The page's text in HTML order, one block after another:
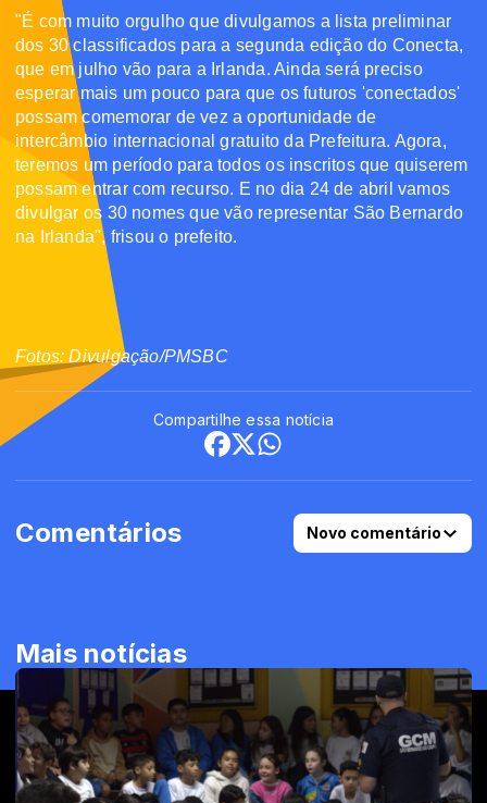
"É com muito orgulho que divulgamos a lista preliminar
dos 30 classificados para a segunda edição do Conecta,
que em julho vão para a Irlanda. Ainda será preciso
esperar mais um pouco para que os futuros 'conectados'
possam comemorar de vez a oportunidade de
intercâmbio internacional gratuito da Prefeitura. Agora,
teremos um período para todos os inscritos que quiserem
possam entrar com recurso. E no dia 24 de abril vamos
divulgar os 30 nomes que vão representar São Bernardo
na Irlanda", frisou o prefeito.
Fotos: Divulgação/PMSBC
Compartilhe essa notícia
Comentários Novo comentário
Mais notícias